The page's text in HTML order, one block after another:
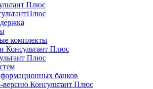
Плюс
комплекты
Консультант Плюс
Плюс
банков
версию Консультант Плюс